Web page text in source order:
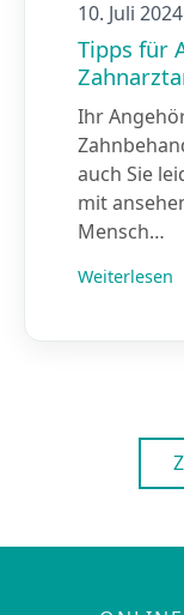
10. Juli 2024
Tipps für
Ihr
auch Sie
mit
Mensch…
Weiterlesen